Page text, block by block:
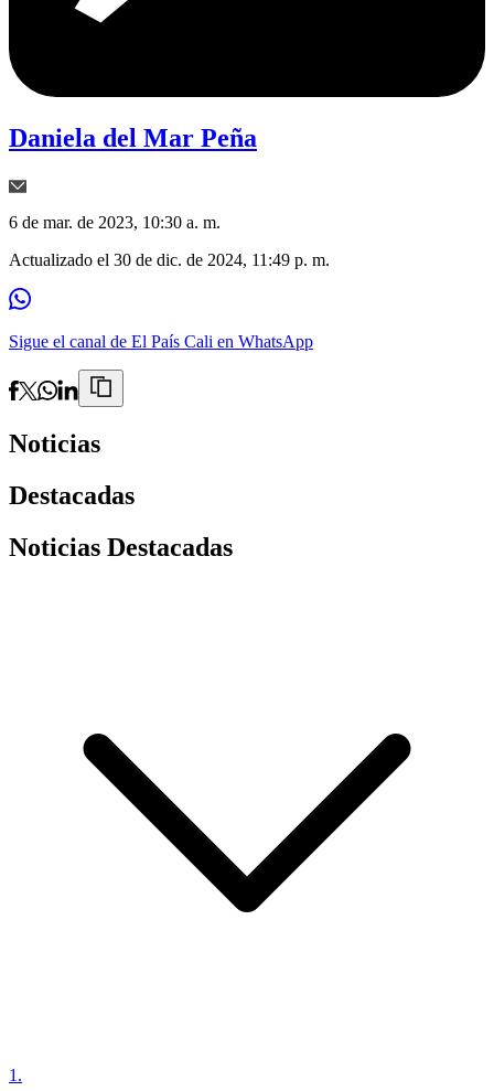
Daniela del Mar Peña
6 de mar. de 2023, 10:30 a. m.
Actualizado el 30 de dic. de 2024, 11:49 p. m.
Sigue el canal de El País Cali en WhatsApp
Noticias
Destacadas
Noticias Destacadas
1 .